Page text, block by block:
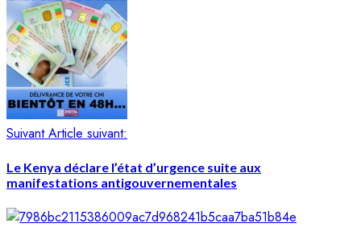
Suivant Article suivant:
Le Kenya déclare l’état d’urgence suite aux
manifestations antigouvernementales